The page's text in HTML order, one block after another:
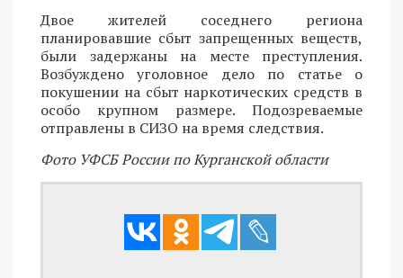
Двое жителей соседнего региона
планировавшие сбыт запрещенных веществ,
были задержаны на месте преступления.
Возбуждено уголовное дело по статье о
покушении на сбыт наркотических средств в
особо крупном размере. Подозреваемые
отправлены в СИЗО на время следствия.
Фото УФСБ России по Курганской области